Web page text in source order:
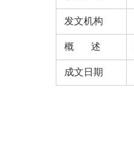
发文机构
概 述
成文日期